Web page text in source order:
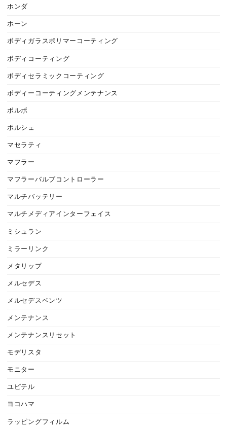
ホンダ
ホーン
ボディガラスポリマーコーティング
ボディコーティング
ボディセラミックコーティング
ボディーコーティングメンテナンス
ボルボ
ポルシェ
マセラティ
マフラー
マフラーバルブコントローラー
マルチバッテリー
マルチメディアインターフェイス
ミシュラン
ミラーリンク
メタリップ
メルセデス
メルセデスベンツ
メンテナンス
メンテナンスリセット
モデリスタ
モニター
ユピテル
ヨコハマ
ラッピングフィルム